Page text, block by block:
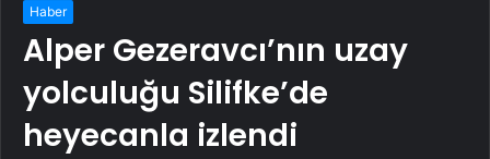
Haber
Alper Gezeravcı’nın uzay
yolculuğu Silifke’de
heyecanla izlendi